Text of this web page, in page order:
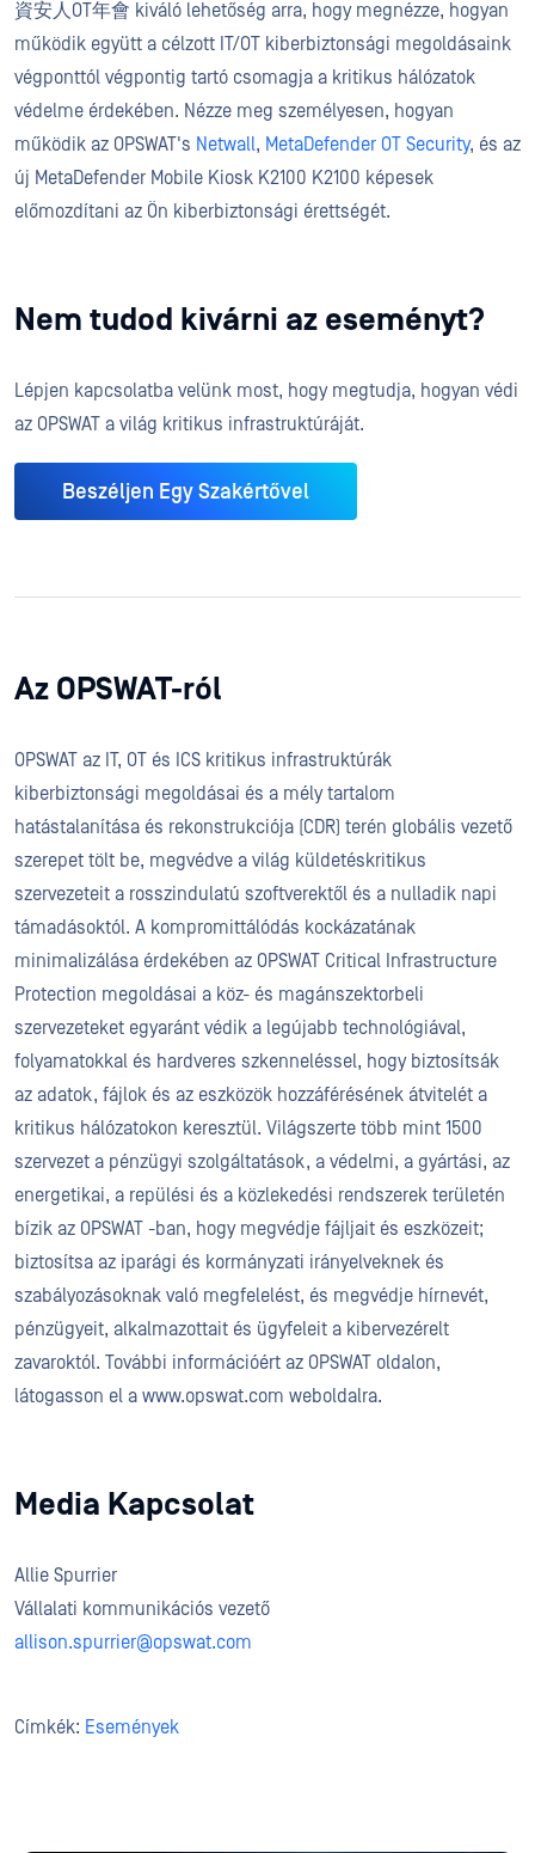
資安人OT年會 kiváló lehetőség arra, hogy megnézze, hogyan
működik együtt a célzott IT/OT kiberbiztonsági megoldásaink
végponttól végpontig tartó csomagja a kritikus hálózatok
védelme érdekében. Nézze meg személyesen, hogyan
működik az OPSWAT's Netwall, MetaDefender OT Security, és az
új MetaDefender Mobile Kiosk K2100 K2100 képesek
előmozdítani az Ön kiberbiztonsági érettségét.
Nem tudod kivárni az eseményt?
Lépjen kapcsolatba velünk most, hogy megtudja, hogyan védi
az OPSWAT a világ kritikus infrastruktúráját.
Beszéljen Egy Szakértővel
Az OPSWAT-ról
OPSWAT az IT, OT és ICS kritikus infrastruktúrák
kiberbiztonsági megoldásai és a mély tartalom
hatástalanítása és rekonstrukciója (CDR) terén globális vezető
szerepet tölt be, megvédve a világ küldetéskritikus
szervezeteit a rosszindulatú szoftverektől és a nulladik napi
támadásoktól. A kompromittálódás kockázatának
minimalizálása érdekében az OPSWAT Critical Infrastructure
Protection megoldásai a köz- és magánszektorbeli
szervezeteket egyaránt védik a legújabb technológiával,
folyamatokkal és hardveres szkenneléssel, hogy biztosítsák
az adatok, fájlok és az eszközök hozzáférésének átvitelét a
kritikus hálózatokon keresztül. Világszerte több mint 1500
szervezet a pénzügyi szolgáltatások, a védelmi, a gyártási, az
energetikai, a repülési és a közlekedési rendszerek területén
bízik az OPSWAT -ban, hogy megvédje fájljait és eszközeit;
biztosítsa az iparági és kormányzati irányelveknek és
szabályozásoknak való megfelelést, és megvédje hírnevét,
pénzügyeit, alkalmazottait és ügyfeleit a kibervezérelt
zavaroktól. További információért az OPSWAT oldalon,
látogasson el a www.opswat.com weboldalra.
Media Kapcsolat
Allie Spurrier
Vállalati kommunikációs vezető
allison.spurrier@opswat.com
Címkék: Események